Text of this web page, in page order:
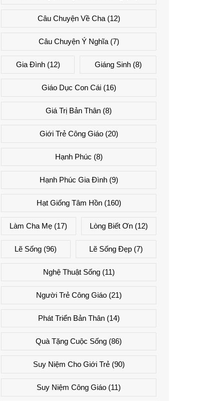
Câu Chuyện Về Cha(12)
Câu Chuyện Ý Nghĩa(7)
Gia Đình(12) Giáng Sinh(8)
Giáo Dục Con Cái(16)
Giá Trị Bản Thân (8)
Giới Trẻ Công Giáo(20)
Hạnh Phúc (8)
Hạnh Phúc Gia Đình(9)
Hạt Giống Tâm Hồn(160)
Làm Cha Mẹ (17) Lòng Biết Ơn(12)
Lẽ Sống (96) Lẽ Sống Đẹp(7)
Nghệ Thuật Sống(11)
Người Trẻ Công Giáo(21)
Phát Triển Bản Thân(14)
Quà Tặng Cuộc Sống (86)
Suy Niệm Cho Giới Trẻ(90)
Suy Niệm Công Giáo (11)